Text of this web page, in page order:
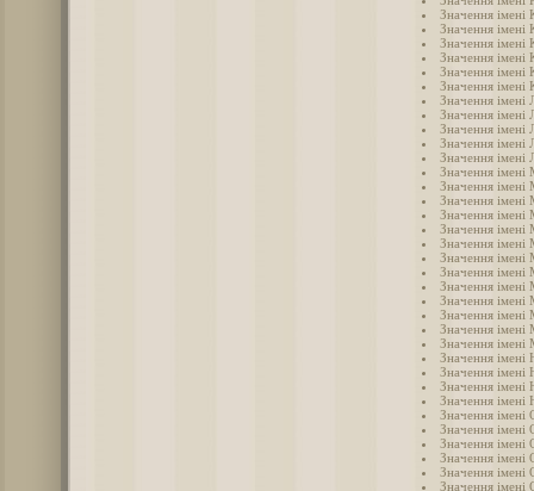
Значення імені
Значення імені
Значення імені
Значення імені
Значення імені
Значення імені
Значення імені
Значення імені
Значення імені
Значення імені
Значення імені
Значення імені
Значення імені
Значення імені
Значення імені
Значення імені
Значення імені
Значення імені
Значення
Значення
Значення імені
Значення імені
Значення імені
Значення імені
Значення імені
Значення імені
Значення імені
Значення імені
Значення імені
Значення імені
Значення імені
Значення імені
Значення імені
Значення імені